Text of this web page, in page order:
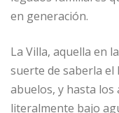
en generación.
La Villa, aquella en
suerte de saberla
abuelos, y hasta los
literalmente bajo